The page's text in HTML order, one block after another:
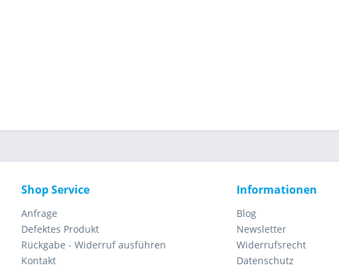
Shop Service
Anfrage
Defektes Produkt
Rückgabe - Widerruf ausführen
Kontakt
Informationen
Blog
Newsletter
Widerrufsrecht
Datenschutz